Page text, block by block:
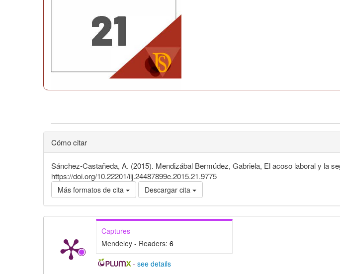
Cómo citar
Sánchez-Castañeda, A. (2015). Mendizábal Bermúdez, Gabriela, El acoso laboral y la
https://doi.org/10.22201/iij.24487899e.2015.21.9775
Más formatos de cita Descargar cita
Captures
Mendeley - Readers: 6
- see details